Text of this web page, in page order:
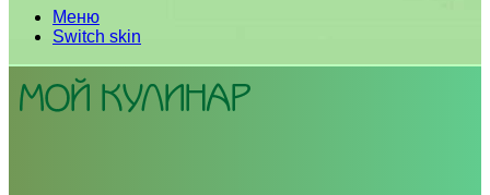
Меню
Switch skin